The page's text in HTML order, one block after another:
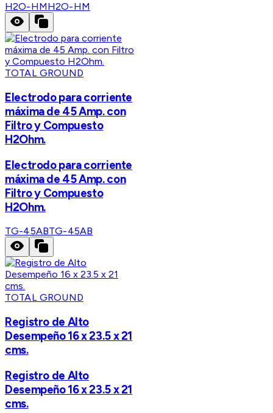
H2O-HMH2O-HM
TOTAL GROUND
Electrodo para corriente
máxima de 45 Amp. con
Filtro y Compuesto
H2Ohm.
Electrodo para corriente
máxima de 45 Amp. con
Filtro y Compuesto
H2Ohm.
TG-45ABTG-45AB
TOTAL GROUND
Registro de Alto
Desempeño 16 x 23.5 x 21
cms.
Registro de Alto
Desempeño 16 x 23.5 x 21
cms.